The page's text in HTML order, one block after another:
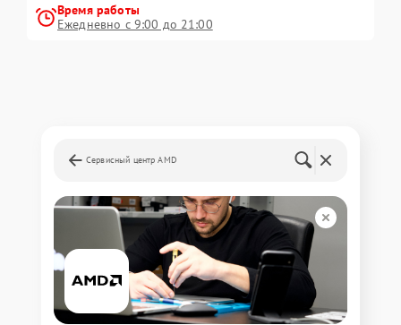
Время работы
Ежедневно с 9:00 до 21:00
Сервисный центр AMD